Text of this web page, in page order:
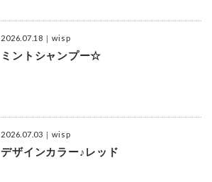
2026.07.18 ｜wisp
ミントシャンプー☆
2026.07.03 ｜wisp
デザインカラー♪レッド